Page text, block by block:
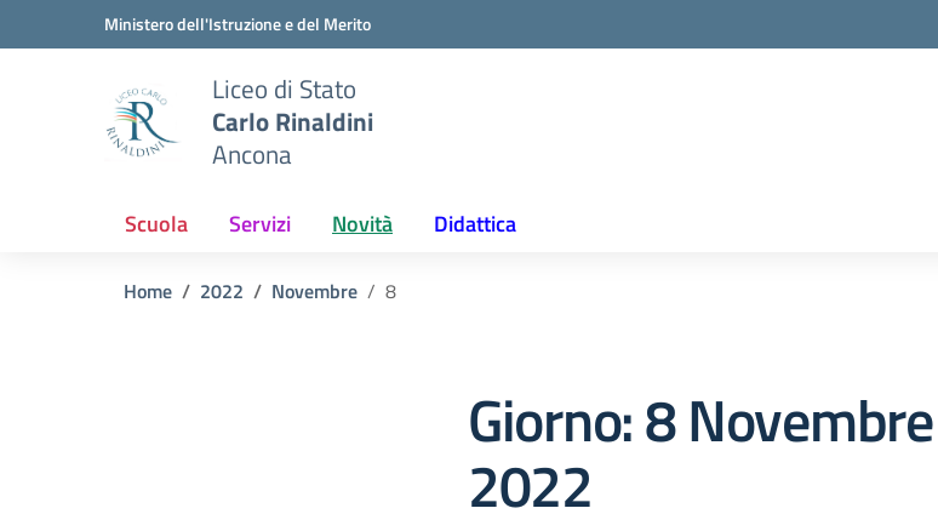
Vai ai contenuti
Vai al menu di navigazioneMinistero dell'Istruzione e del Merito
Liceo di Stato
Carlo Rinaldini
Ancona
Scuola Servizi Novità Didattica
Home 2022 Novembre 8
Giorno:8 Novembre
2022